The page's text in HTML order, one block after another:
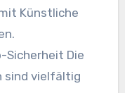
Künstliche
Sicherheit Die
sind vielfältig